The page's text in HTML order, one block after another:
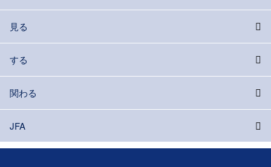
見る
する
関わる
JFA